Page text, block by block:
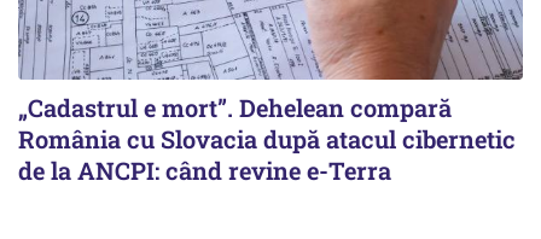
„Cadastrul e mort”. Dehelean compară
România cu Slovacia după atacul cibernetic
de la ANCPI: când revine e-Terra